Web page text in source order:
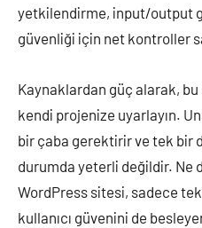
yetkilendirme, input/output
güvenliği için net kontroller
Kaynaklardan güç alarak,
kendi projenize uyarlayın.
bir çaba gerektirir ve tek bir
durumda yeterli değildir. Ne
WordPress sitesi, sadece
kullanıcı güvenini de